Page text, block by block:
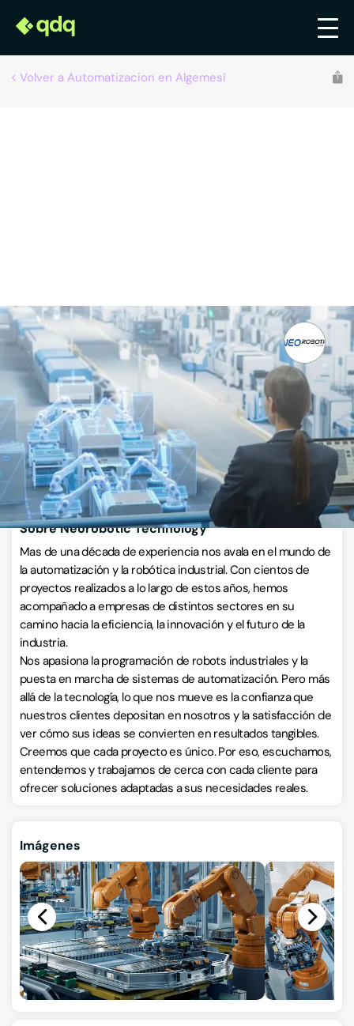
Volver a Automatizacion en Algemesí
Neorobotic Technology
Automatización
Carrer del Rei En Jaume 114, 46680, Algemesí, Valencia
VISITAR WEB CÓMO LLEGAR ESCRÍBENOS
Llamar ahora
Sobre Neorobotic Technology
Mas de una década de experiencia nos avala en el mundo de
la automatización y la robótica industrial. Con cientos de
proyectos realizados a lo largo de estos años, hemos
acompañado a empresas de distintos sectores en su
camino hacia la eficiencia, la innovación y el futuro de la
industria.
Nos apasiona la programación de robots industriales y la
puesta en marcha de sistemas de automatización. Pero más
allá de la tecnología, lo que nos mueve es la confianza que
nuestros clientes depositan en nosotros y la satisfacción de
ver cómo sus ideas se convierten en resultados tangibles.
Creemos que cada proyecto es único. Por eso, escuchamos,
entendemos y trabajamos de cerca con cada cliente para
ofrecer soluciones adaptadas a sus necesidades reales.
Imágenes